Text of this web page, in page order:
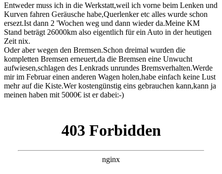
Entweder muss ich in die Werkstatt,weil ich vorne beim Lenken und
Kurven fahren Geräusche habe,Querlenker etc alles wurde schon
ersezt.Ist dann 2 'Wochen weg und dann wieder da.Meine KM
Stand beträgt 26000km also eigentlich für ein Auto in der heutigen
Zeit nix.
Oder aber wegen den Bremsen.Schon dreimal wurden die
kompletten Bremsen erneuert,da die Bremsen eine Unwucht
aufwiesen,schlagen des Lenkrads unrundes Bremsverhalten.Werde
mir im Februar einen anderen Wagen holen,habe einfach keine Lust
mehr auf die Kiste.Wer kostengünstig eins gebrauchen kann,kann ja
meinen haben mit 5000€ ist er dabei:-)